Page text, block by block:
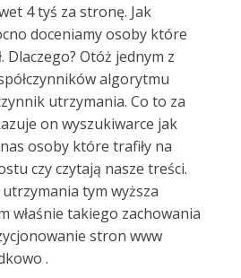
4 tyś za stronę. Jak
doceniamy osoby które
Dlaczego? Otóż jednym z
algorytmu
utrzymania. Co to za
on wyszukiwarce jak
osoby które trafiły na
czy czytają nasze treści.
tym wyższa
właśnie takiego zachowania
stron www
.